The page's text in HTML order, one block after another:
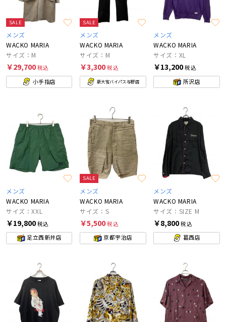
SALE
メンズ
WACKO MARIA
サイズ：M
￥29,700税込
小手指店
SALE
メンズ
WACKO MARIA
サイズ：M
￥3,300税込
新大宮バイパス与野店
メンズ
WACKO MARIA
サイズ：XL
￥13,200税込
所沢店
メンズ
WACKO MARIA
サイズ：XXL
￥19,800税込
足立西新井店
SALE
メンズ
WACKO MARIA
サイズ：S
￥5,500税込
京都宇治店
メンズ
WACKO MARIA
サイズ：SIZE M
￥8,800税込
葛西店